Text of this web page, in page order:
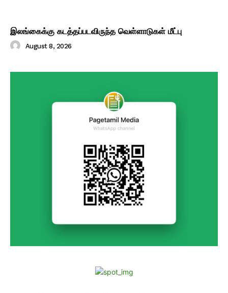
இலங்கைக்கு கடத்தப்படவிருந்த வெள்ளாடுகள் மீட்பு
August 8, 2026